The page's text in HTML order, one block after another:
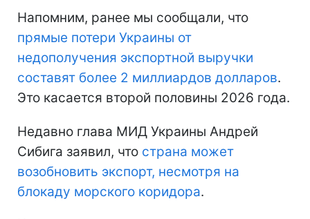
Напомним, ранее мы сообщали, что
прямые потери Украины от
недополучения экспортной выручки
составят более 2 миллиардов долларов.
Это касается второй половины 2026 года.
Недавно глава МИД Украины Андрей
Сибига заявил, что страна может
возобновить экспорт, несмотря на
блокаду морского коридора.